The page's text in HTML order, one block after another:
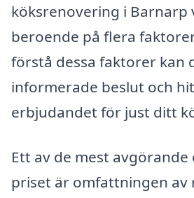
köksrenovering i Barnarp
beroende på flera
förstå dessa faktorer kan
informerade beslut och
erbjudandet för just ditt
Ett av de mest
priset är omfattningen av